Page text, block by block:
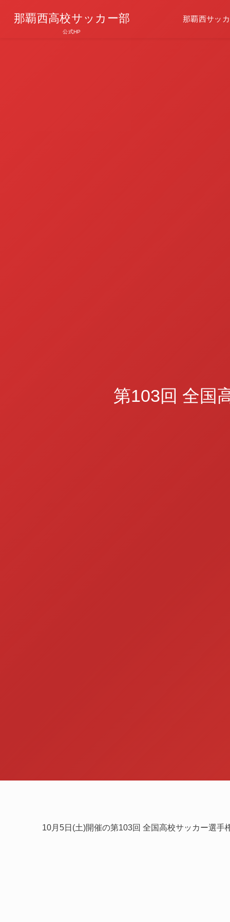
那覇西高校サッカー部
公式HP
那覇西サッ
第103回 全国
10月5日(土)開催の第103回 全国高校サッカー選